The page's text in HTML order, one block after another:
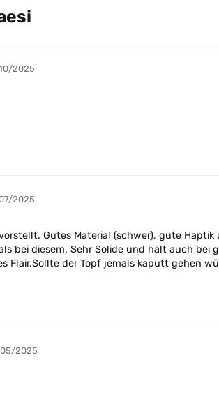
2025
2025
Gutes Material (schwer), gute
bei diesem. Sehr Solide und hält auch
Flair.Sollte der Topf jemals kaputt gehen
2025